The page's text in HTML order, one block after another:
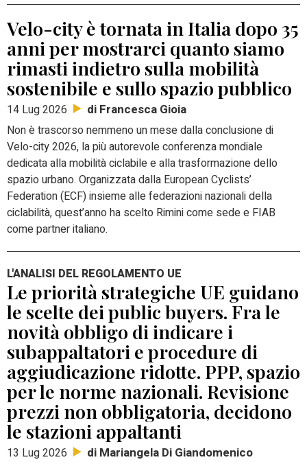
Velo-city è tornata in Italia dopo 35
anni per mostrarci quanto siamo
rimasti indietro sulla mobilità
sostenibile e sullo spazio pubblico
14 Lug 2026 di Francesca Gioia
Non è trascorso nemmeno un mese dalla conclusione di
Velo-city 2026, la più autorevole conferenza mondiale
dedicata alla mobilità ciclabile e alla trasformazione dello
spazio urbano. Organizzata dalla European Cyclists’
Federation (ECF) insieme alle federazioni nazionali della
ciclabilità, quest’anno ha scelto Rimini come sede e FIAB
come partner italiano.
L'ANALISI DEL REGOLAMENTO UE
Le priorità strategiche UE guidano
le scelte dei public buyers. Fra le
novità obbligo di indicare i
subappaltatori e procedure di
aggiudicazione ridotte. PPP, spazio
per le norme nazionali. Revisione
prezzi non obbligatoria, decidono
le stazioni appaltanti
13 Lug 2026 di Mariangela Di Giandomenico